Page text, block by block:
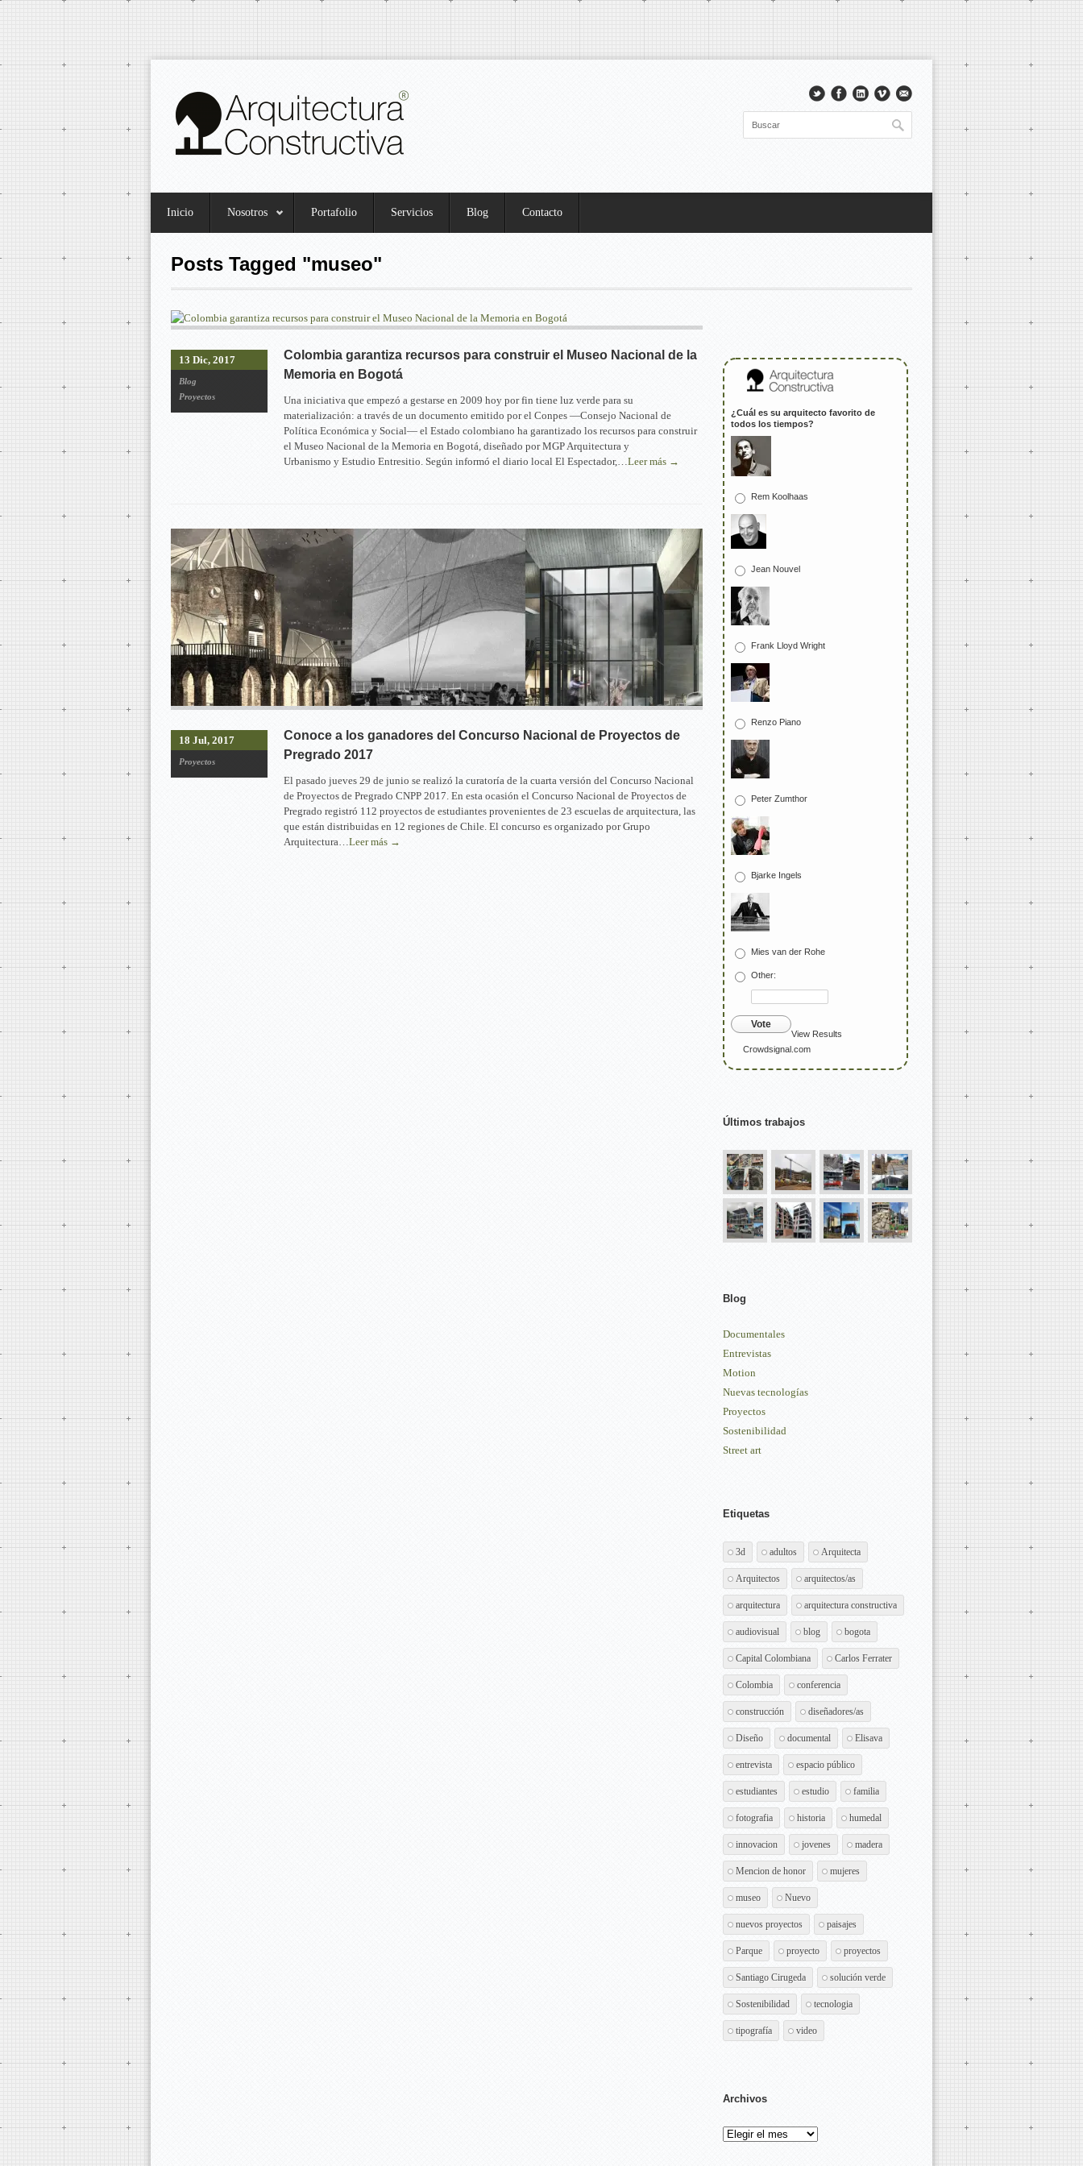
Inicio Nosotros Portafolio Servicios Blog Contacto
Posts Tagged "museo"
Colombia garantiza recursos para construir el Museo Nacional de la
Memoria en Bogotá
Una iniciativa que empezó a gestarse en 2009 hoy por fin tiene luz verde para su
materialización: a través de un documento emitido por el Conpes —Consejo Nacional de
Política Económica y Social— el Estado colombiano ha garantizado los recursos para construir
el Museo Nacional de la Memoria en Bogotá, diseñado por MGP Arquitectura y
Urbanismo y Estudio Entresitio. Según informó el diario local El Espectador,…Leer más →
13 Dic, 2017
Blog
Proyectos
Conoce a los ganadores del Concurso Nacional de Proyectos de
Pregrado 2017
El pasado jueves 29 de junio se realizó la curatoría de la cuarta versión del Concurso Nacional
de Proyectos de Pregrado CNPP 2017. En esta ocasión el Concurso Nacional de Proyectos de
Pregrado registró 112 proyectos de estudiantes provenientes de 23 escuelas de arquitectura, las
que están distribuidas en 12 regiones de Chile. El concurso es organizado por Grupo
Arquitectura…Leer más →
18 Jul, 2017
Proyectos
¿Cuál es su arquitecto favorito de
todos los tiempos?
Rem Koolhaas
Jean Nouvel
Frank Lloyd Wright
Renzo Piano
Peter Zumthor
Bjarke Ingels
Mies van der Rohe
Other:
Vote
View Results
Crowdsignal.com
Últimos trabajos
Blog
Documentales
Entrevistas
Motion
Nuevas tecnologías
Proyectos
Sostenibilidad
Street art
Etiquetas
3d adultos Arquitecta
Arquitectos arquitectos/as
arquitectura arquitectura constructiva
audiovisual blog bogota
Capital Colombiana Carlos Ferrater
Colombia conferencia
construcción diseñadores/as
Diseño documental Elisava
entrevista espacio público
estudiantes estudio familia
fotografia historia humedal
innovacion jovenes madera
Mencion de honor mujeres
museo Nuevo
nuevos proyectos paisajes
Parque proyecto proyectos
Santiago Cirugeda solución verde
Sostenibilidad tecnologia
tipografía video
Archivos
Archivos